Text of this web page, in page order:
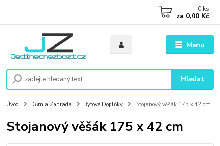
Menu
Hledat
0 ks
za 0,00 Kč
Úvod Dům a Zahrada Bytové Doplňky Stojanový věšák 175 x 42 cm
Stojanový věšák 175 x 42 cm